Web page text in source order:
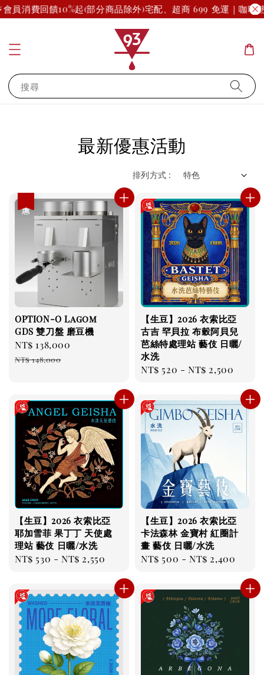
員消費回饋10%起(部分商品除外)宅配、超商 699 免運｜咖啡
搜尋
最新優惠活動
排列方式 :
OPTION-O Lagom
GDS 雙刀盤 磨豆機
Sale
price
NT$ 138,000
NT$ 148,000
【生豆】2026 衣索比亞
古吉 罕貝拉 布穀阿貝兒
芭絲特處理站 藝伎 日曬/
水洗
Regular
NT$ 520 -NT$ 2,500
【生豆】2026 衣索比亞
耶加雪菲 果丁丁 天使處
理站 藝伎 日曬/水洗
Regular
NT$ 530 -NT$ 2,550
【生豆】2026 衣索比亞
卡法森林 金寶村 紅圈計
畫 藝伎 日曬/水洗
Regular
NT$ 500 -NT$ 2,400